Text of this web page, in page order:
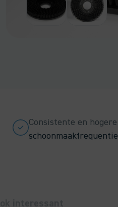
Consistente en hogere
schoonmaakfrequentie